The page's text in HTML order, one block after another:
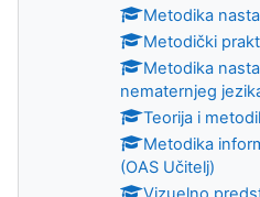
Metodika
Metodički
Metodika
nematernjeg
Teorija i
Metodika
(OAS Učitelj)